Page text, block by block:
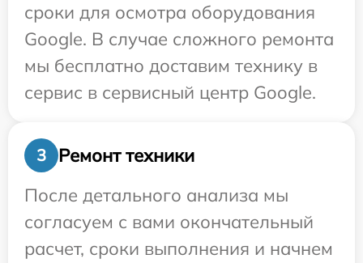
сроки для осмотра оборудования
Google. В случае сложного ремонта
мы бесплатно доставим технику в
сервис в сервисный центр Google.
3
Ремонт техники
После детального анализа мы
согласуем с вами окончательный
расчет, сроки выполнения и начнем